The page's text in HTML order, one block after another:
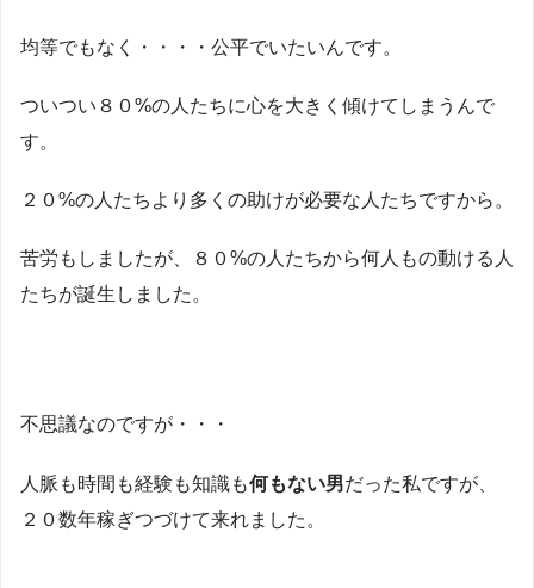
均等でもなく・・・・公平でいたいんです。
ついつい８０%の人たちに心を大きく傾けてしまうんで
す。
２０%の人たちより多くの助けが必要な人たちですから。
苦労もしましたが、８０%の人たちから何人もの動ける人
たちが誕生しました。
不思議なのですが・・・
人脈も時間も経験も知識も何もない男だった私ですが、
２０数年稼ぎつづけて来れました。